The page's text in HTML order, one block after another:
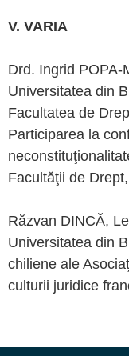
V. VARIA
Drd. Ingrid POPA-
Universitatea din
Facultatea de
Participarea la
Facultăţii de
Răzvan DINCĂ,
Universitatea din
chiliene ale
culturii juridice